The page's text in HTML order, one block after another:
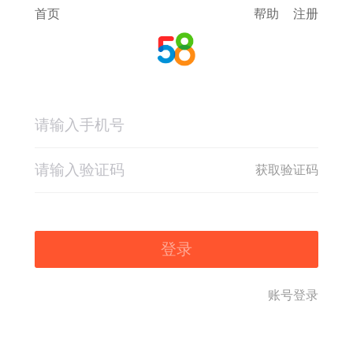
首页 帮助 注册
获取验证码
登录
账号登录